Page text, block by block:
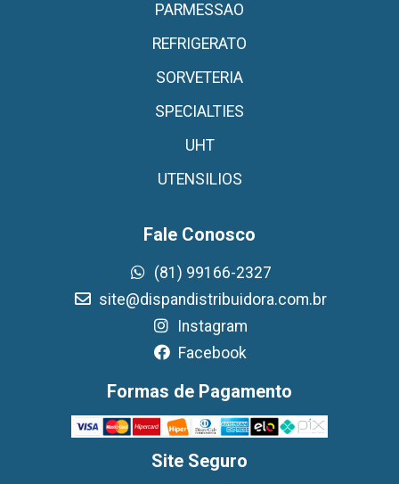
PARMESSAO
REFRIGERATO
SORVETERIA
SPECIALTIES
UHT
UTENSILIOS
Fale Conosco
(81) 99166-2327
site@dispandistribuidora.com.br
Instagram
Facebook
Formas de Pagamento
Site Seguro